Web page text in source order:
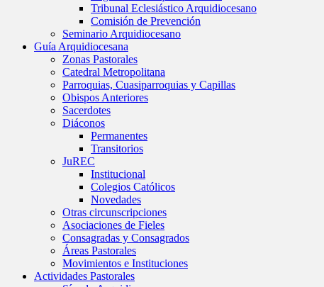
Tribunal Eclesiástico Arquidiocesano
Comisión de Prevención
Seminario Arquidiocesano
Guía Arquidiocesana
Zonas Pastorales
Catedral Metropolitana
Parroquias, Cuasiparroquias y Capillas
Obispos Anteriores
Sacerdotes
Diáconos
Permanentes
Transitorios
JuREC
Institucional
Colegios Católicos
Novedades
Otras circunscripciones
Asociaciones de Fieles
Consagradas y Consagrados
Áreas Pastorales
Movimientos e Instituciones
Actividades Pastorales